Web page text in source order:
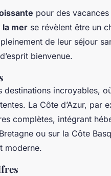
pour des
la mer se révèlent être un
de leur séjour
bienvenue.
destinations incroyables,
La Côte d’Azur, par
complètes, intégrant
ou sur la Côte
moderne.